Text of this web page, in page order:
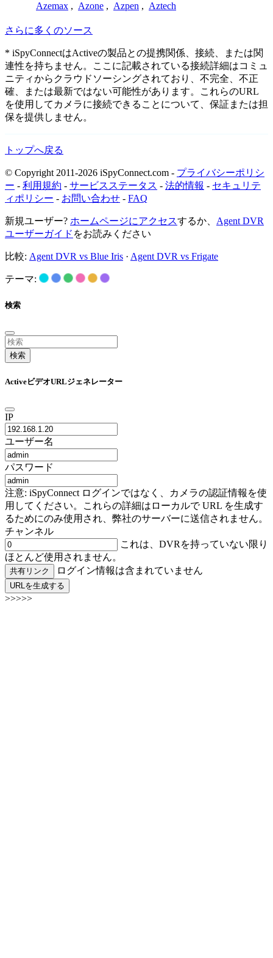
Azemax , Azone , Azpen , Aztech
さらに多くのソース
* iSpyConnectはActiveの製品との提携関係、接続、または関
連性を持ちません。ここに記載されている接続詳細はコミュ
ニティからクラウドソーシングされており、不完全、不正
確、または最新ではない可能性があります。これらのURL
を使用してカメラに接続できることについて、保証または担
保を提供しません。
トップへ戻る
© Copyright 2011-2026 iSpyConnect.com - プライバシーポリシ
ー - 利用規約 - サービスステータス - 法的情報 - セキュリテ
ィポリシー - お問い合わせ - FAQ
新規ユーザー? ホームページにアクセスするか、 Agent DVR
ユーザーガイド をお読みください
比較: Agent DVR vs Blue Iris · Agent DVR vs Frigate
テーマ:
検索
検索
ActiveビデオURLジェネレーター
IP
ユーザー名
パスワード
注意: iSpyConnect ログインではなく、カメラの認証情報を使
用してください。これらの詳細はローカルで URL を生成す
るためにのみ使用され、弊社のサーバーに送信されません。
チャンネル
これは、DVRを持っていない限り
ほとんど使用されません。
共有リンク ログイン情報は含まれていません
URLを生成する
>>>>>